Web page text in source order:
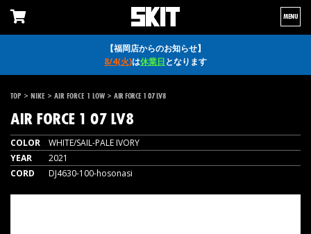
【福岡店からのお知らせ】
8/4(火)は休業日となります
MENU
TOP > NIKE > AIR FORCE 1 LOW > AIR FORCE 1 07 LV8
AIR FORCE 1 07 LV8
COLOR
WHITE/SAIL-PALE IVORY
YEAR
2021
CORD
DJ4630-100-hosonasi